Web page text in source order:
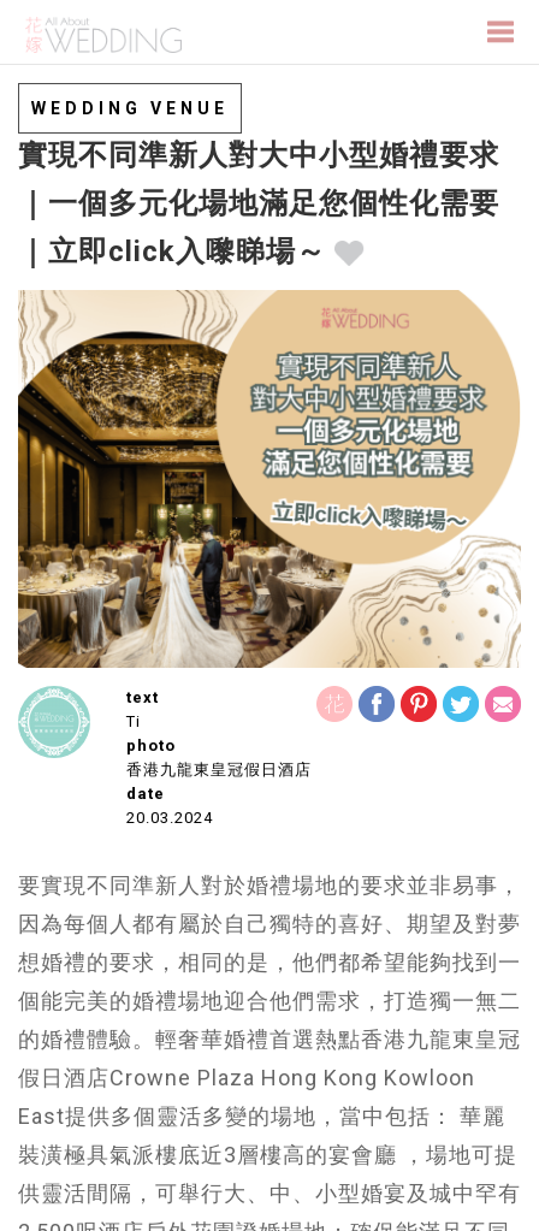
WEDDING VENUE
實現不同準新人對大中小型婚禮要求
｜一個多元化場地滿足您個性化需要
｜立即click入嚟睇場～
text
Ti
photo
香港九龍東皇冠假日酒店
date
20.03.2024
要實現不同準新人對於婚禮場地的要求並非易事，
因為每個人都有屬於自己獨特的喜好、期望及對夢
想婚禮的要求，相同的是，他們都希望能夠找到一
個能完美的婚禮場地迎合他們需求，打造獨一無二
的婚禮體驗。輕奢華婚禮首選熱點香港九龍東皇冠
假日酒店Crowne Plaza Hong Kong Kowloon
East提供多個靈活多變的場地，當中包括： 華麗
裝潢極具氣派樓底近3層樓高的宴會廳 ，場地可提
供靈活間隔，可舉行大、中、小型婚宴及城中罕有